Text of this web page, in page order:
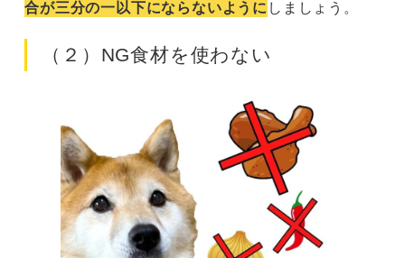
合が三分の一以下にならないように しましょう。
（２）NG食材を使わない